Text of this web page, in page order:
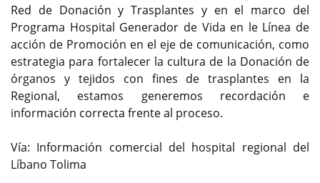
Red de Donación y Trasplantes y en el marco del
Programa Hospital Generador de Vida en le Línea de
acción de Promoción en el eje de comunicación, como
estrategia para fortalecer la cultura de la Donación de
órganos y tejidos con fines de trasplantes en la
Regional, estamos generemos recordación e
información correcta frente al proceso.
Vía: Información comercial del hospital regional del
Líbano Tolima